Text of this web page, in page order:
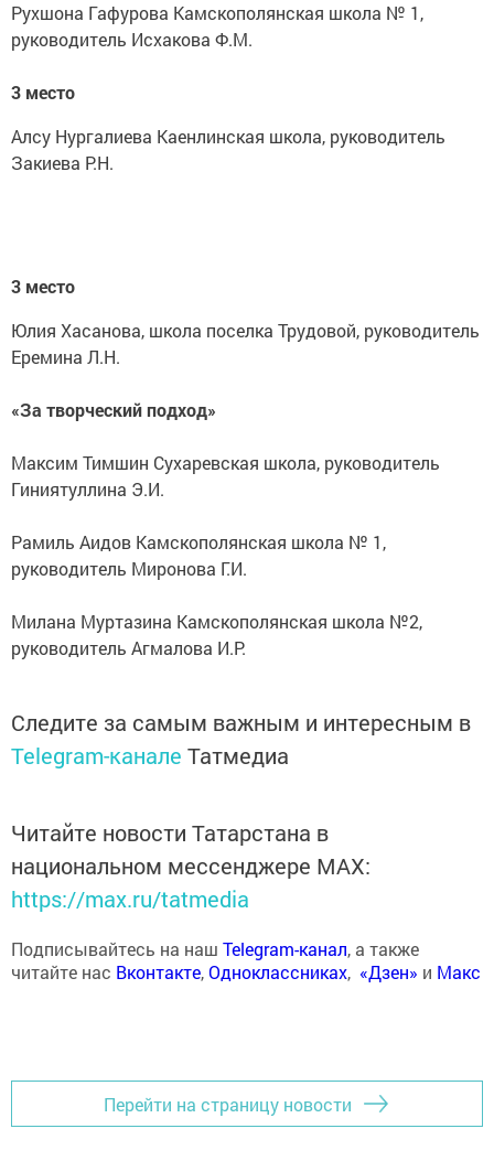
Рухшона Гафурова Камскополянская школа № 1,
руководитель Исхакова Ф.М.
3 место
Алсу Нургалиева Каенлинская школа, руководитель
Закиева Р.Н.
3 место
Юлия Хасанова, школа поселка Трудовой, руководитель
Еремина Л.Н.
«За творческий подход»
Максим Тимшин Сухаревская школа, руководитель
Гиниятуллина Э.И.
Рамиль Аидов Камскополянская школа № 1,
руководитель Миронова Г.И.
Милана Муртазина Камскополянская школа №2,
руководитель Агмалова И.Р.
Следите за самым важным и интересным в
Telegram-канале Татмедиа
Читайте новости Татарстана в
национальном мессенджере MАХ:
https://max.ru/tatmedia
Подписывайтесь на наш Telegram-канал, а также
читайте нас Вконтакте,Одноклассниках, «Дзен» и Макс
Перейти на страницу новости